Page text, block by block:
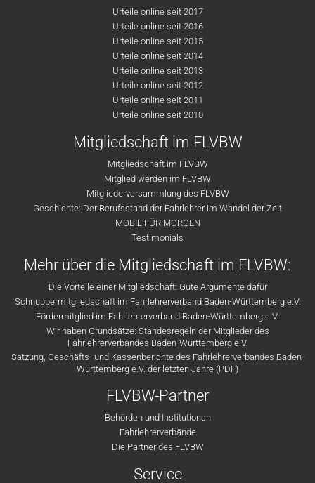
Urteile online seit 2017
Urteile online seit 2016
Urteile online seit 2015
Urteile online seit 2014
Urteile online seit 2013
Urteile online seit 2012
Urteile online seit 2011
Urteile online seit 2010
Mitgliedschaft im FLVBW
Mitgliedschaft im FLVBW
Mitglied werden im FLVBW
Mitgliederversammlung des FLVBW
Geschichte: Der Berufsstand der Fahrlehrer im Wandel der Zeit
MOBIL FÜR MORGEN
Testimonials
Mehr über die Mitgliedschaft im FLVBW:
Die Vorteile einer Mitgliedschaft: Gute Argumente dafür
Schnuppermitgliedschaft im Fahrlehrerverband Baden-Württemberg e.V.
Fördermitglied im Fahrlehrerverband Baden-Württemberg e.V.
Wir haben Grundsätze: Standesregeln der Mitglieder des
Fahrlehrerverbandes Baden-Württemberg e.V.
Satzung, Geschäfts- und Kassenberichte des Fahrlehrerverbandes Baden-
Württemberg e.V. der letzten Jahre (PDF)
FLVBW-Partner
Behörden und Institutionen
Fahrlehrerverbände
Die Partner des FLVBW
Service